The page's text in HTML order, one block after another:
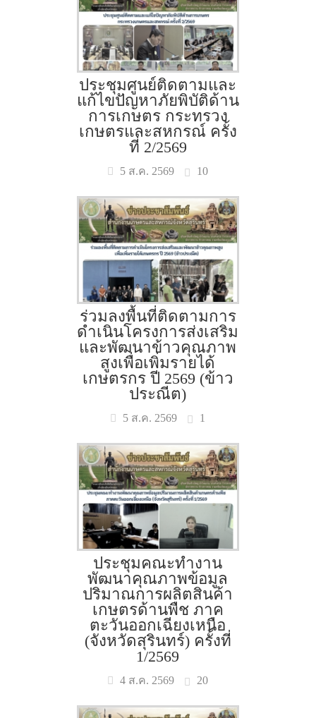
ประชุมศูนย์ติดตามและ
แก้ไขปัญหาภัยพิบัติด้าน
การเกษตร กระทรวง
เกษตรและสหกรณ์ ครั้ง
ที่ 2/2569
5 ส.ค. 2569 10
ร่วมลงพื้นที่ติดตามการ
ดำเนินโครงการส่งเสริม
และพัฒนาข้าวคุณภาพ
สูงเพื่อเพิ่มรายได้
เกษตรกร ปี 2569 (ข้าว
ประณีต)
5 ส.ค. 2569 1
ประชุมคณะทำงาน
พัฒนาคุณภาพข้อมูล
ปริมาณการผลิตสินค้า
เกษตรด้านพืช ภาค
ตะวันออกเฉียงเหนือ
(จังหวัดสุรินทร์) ครั้งที่
1/2569
4 ส.ค. 2569 20